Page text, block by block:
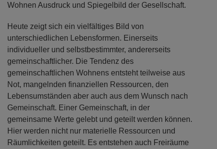
Wohnen Ausdruck und Spiegelbild der Gesellschaft.
Heute zeigt sich ein vielfältiges Bild von
unterschiedlichen Lebensformen. Einerseits
individueller und selbstbestimmter, andererseits
gemeinschaftlicher. Die Tendenz des
gemeinschaftlichen Wohnens entsteht teilweise aus
Not, mangelnden finanziellen Ressourcen, den
Lebensumständen aber auch aus dem Wunsch nach
Gemeinschaft. Einer Gemeinschaft, in der
gemeinsame Werte gelebt und geteilt werden können.
Hier werden nicht nur materielle Ressourcen und
Räumlichkeiten geteilt. Es entstehen auch Freiräume